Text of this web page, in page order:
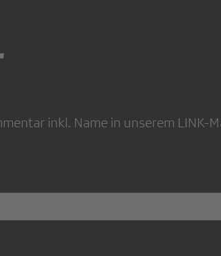
inkl. Name in unserem LINK-